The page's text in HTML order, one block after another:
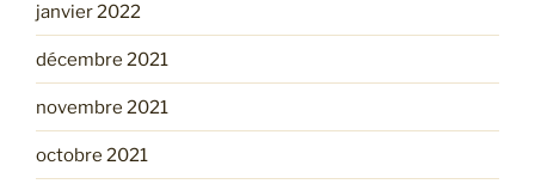
janvier 2022
décembre 2021
novembre 2021
octobre 2021